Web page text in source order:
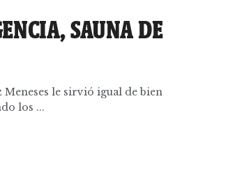
SAUNA DE
le sirvió igual de bien
los ...